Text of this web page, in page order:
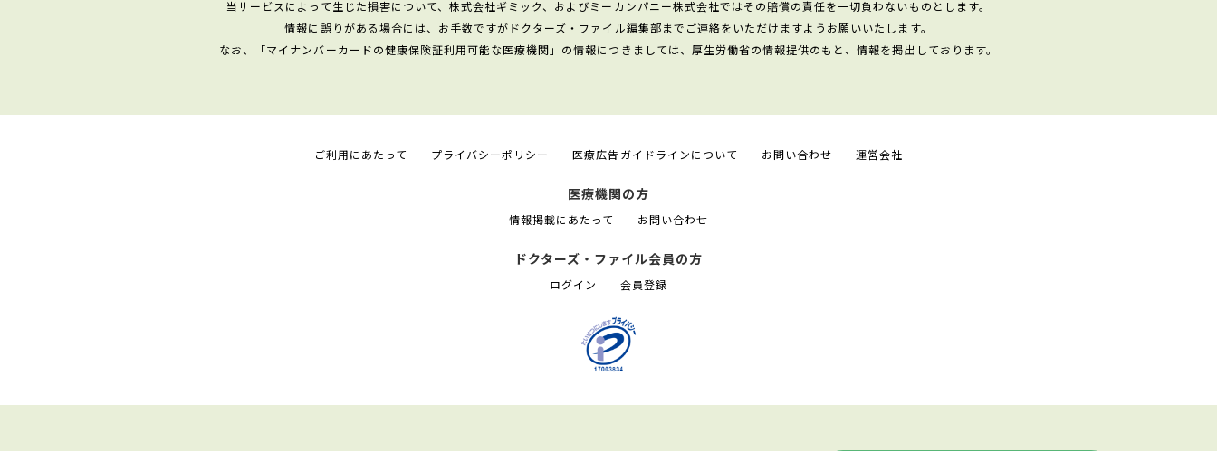
当サービスによって生じた損害について、株式会社ギミック、およびミーカンパニー株式会社ではその賠償の責任を一切負わないものとします。
情報に誤りがある場合には、お手数ですがドクターズ・ファイル編集部までご連絡をいただけますようお願いいたします。
なお、「マイナンバーカードの健康保険証利用可能な医療機関」の情報につきましては、厚生労働省の情報提供のもと、情報を掲出しております。
ご利用にあたって プライバシーポリシー 医療広告ガイドラインについて お問い合わせ 運営会社
医療機関の方
情報掲載にあたって お問い合わせ
ドクターズ・ファイル会員の方
ログイン 会員登録